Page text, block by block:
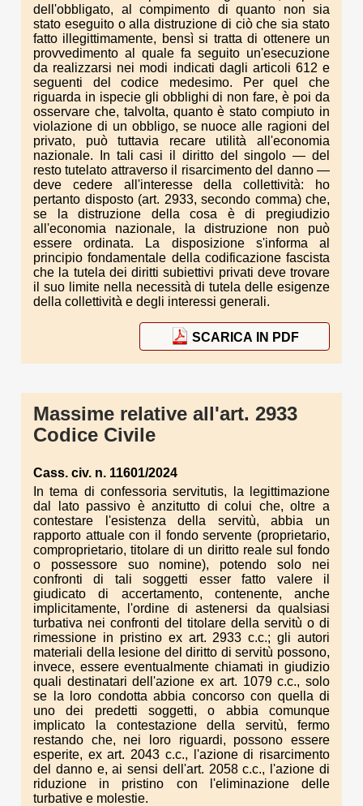
dell'obbligato, al compimento di quanto non sia
stato eseguito o alla distruzione di ciò che sia stato
fatto illegittimamente, bensì si tratta di ottenere un
provvedimento al quale fa seguito un'esecuzione
da realizzarsi nei modi indicati dagli articoli 612 e
seguenti del codice medesimo. Per quel che
riguarda in ispecie gli obblighi di non fare, è poi da
osservare che, talvolta, quanto è stato compiuto in
violazione di un obbligo, se nuoce alle ragioni del
privato, può tuttavia recare utilità all'economia
nazionale. In tali casi il diritto del singolo — del
resto tutelato attraverso il risarcimento del danno —
deve cedere all'interesse della collettività: ho
pertanto disposto (art. 2933, secondo comma) che,
se la distruzione della cosa è di pregiudizio
all'economia nazionale, la distruzione non può
essere ordinata. La disposizione s'informa al
principio fondamentale della codificazione fascista
che la tutela dei diritti subiettivi privati deve trovare
il suo limite nella necessità di tutela delle esigenze
della collettività e degli interessi generali.
SCARICA IN PDF
Massime relative all'art. 2933
Codice Civile
Cass. civ. n. 11601/2024
In tema di confessoria servitutis, la legittimazione
dal lato passivo è anzitutto di colui che, oltre a
contestare l'esistenza della servitù, abbia un
rapporto attuale con il fondo servente (proprietario,
comproprietario, titolare di un diritto reale sul fondo
o possessore suo nomine), potendo solo nei
confronti di tali soggetti esser fatto valere il
giudicato di accertamento, contenente, anche
implicitamente, l'ordine di astenersi da qualsiasi
turbativa nei confronti del titolare della servitù o di
rimessione in pristino ex art. 2933 c.c.; gli autori
materiali della lesione del diritto di servitù possono,
invece, essere eventualmente chiamati in giudizio
quali destinatari dell'azione ex art. 1079 c.c., solo
se la loro condotta abbia concorso con quella di
uno dei predetti soggetti, o abbia comunque
implicato la contestazione della servitù, fermo
restando che, nei loro riguardi, possono essere
esperite, ex art. 2043 c.c., l'azione di risarcimento
del danno e, ai sensi dell'art. 2058 c.c., l'azione di
riduzione in pristino con l'eliminazione delle
turbative e molestie.